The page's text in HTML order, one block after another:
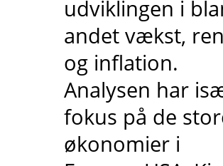
udviklingen i
andet vækst,
og inflation.
Analysen har
fokus på de
økonomier i